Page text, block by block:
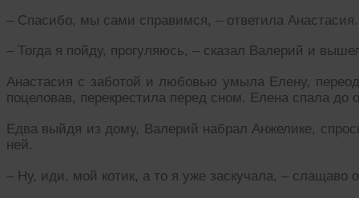
– Спасибо, мы сами справимся, – ответила Анастасия.
– Тогда я пойду, прогуляюсь, – сказал Валерий и
Анастасия с заботой и любовью умыла Елену,
поцеловав, перекрестила перед сном. Елена спала до
Едва выйдя из дому, Валерий набрал Анжелике,
ней.
– Ну, иди, мой котик, а то я уже заскучала, – слащаво